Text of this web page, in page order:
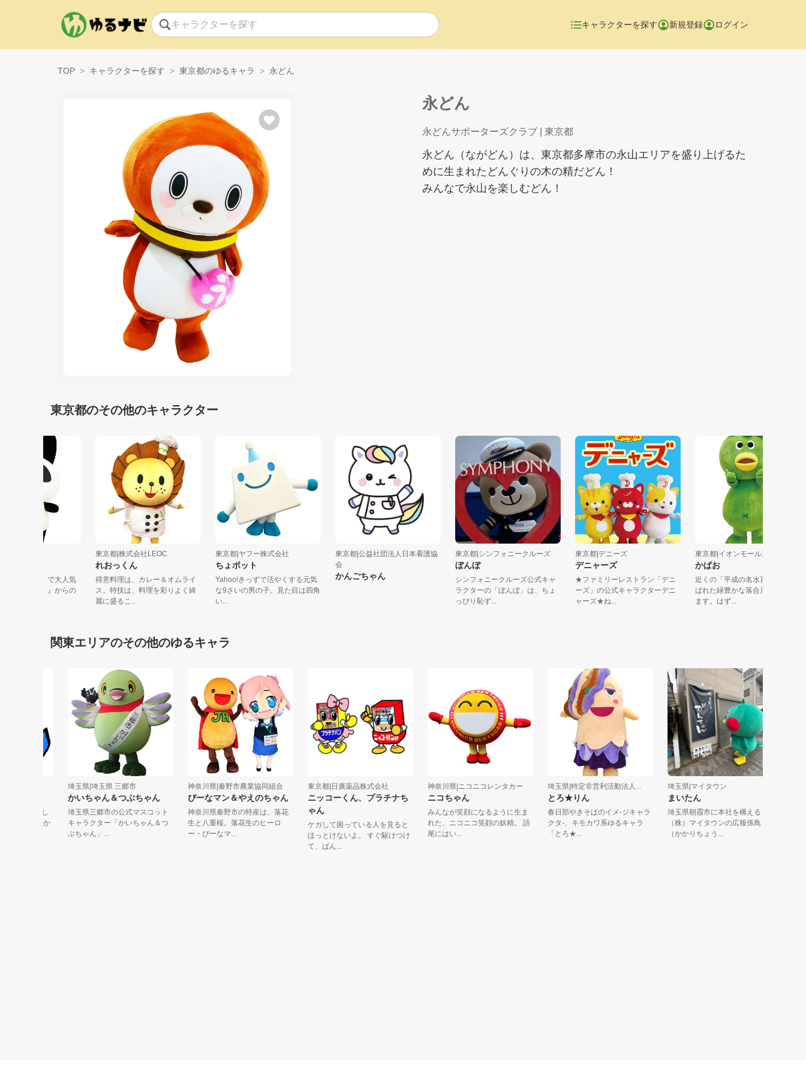
キャラクターを探す 新規登録 ログイン
TOP キャラクターを探す 東京都のゆるキャラ 永どん
永どん
永どんサポーターズクラブ | 東京都
永どん（ながどん）は、東京都多摩市の永山エリアを盛り上げるた
めに生まれたどんぐりの木の精だどん！
みんなで永山を楽しむどん！
東京都のその他のキャラクター
漫画誌「ちゃお」で大人気
載漫画『１２歳。』からの
東京都|株式会社LEOC
れおっくん
得意料理は、カレー＆オムライ
ス。特技は、料理を彩りよく綺
麗に盛るこ...
東京都|ヤフー株式会社
ちょボット
Yahoo!きっずで活やくする元気
な9さいの男の子。見た目は四角
東京都|公益社団法人日本看護協
かんごちゃん
東京都|シンフォニークルーズ
ぼんぼ
シンフォニークルーズ公式キャ
ラクターの「ぼんぼ」は、ちょ
っぴり恥ず...
東京都|デニーズ
デニャーズ
★ファミリーレストラン「デニ
ーズ」の公式キャラクターデニ
ャーズ★ね...
東京都|イオンモール東久留米
かぱお
近くの「平成の名水百選」に
ばれた緑豊かな落合川に住ん
ます。はず...
関東エリアのその他のゆるキャラ
埼玉県|埼玉県 三郷市
かいちゃん＆つぶちゃん
埼玉県三郷市の公式マスコット
キャラクター「かいちゃん＆つ
ぶちゃん」...
神奈川県|秦野市農業協同組合
ぴーなマン＆やえのちゃん
神奈川県秦野市の特産は、落花
生と八重桜。落花生のヒーロ
ー・ぴーなマ...
東京都|日廣薬品株式会社
ニッコーくん、プラチナち
ゃん
ケガして困っている人を見ると
ほっとけないよ。 すぐ駆けつけ
て、ばん...
神奈川県|ニコニコレンタカー
ニコちゃん
みんなが笑顔になるように生ま
れた、ニコニコ笑顔の妖精。 語
尾にはい...
埼玉県|特定非営利活動法人...
とろ★りん
春日部やきそばのイメ-ジキャラ
クタ-、キモカワ系ゆるキャラ
「とろ★...
埼玉県|マイタウン
まいたん
埼玉県朝霞市に本社を構える
（株）マイタウンの広報係鳥
（かかりちょう...